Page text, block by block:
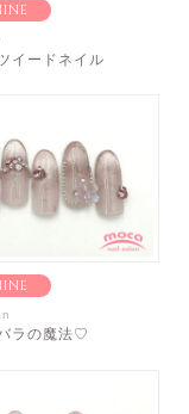
イードネイル
ラの魔法♡